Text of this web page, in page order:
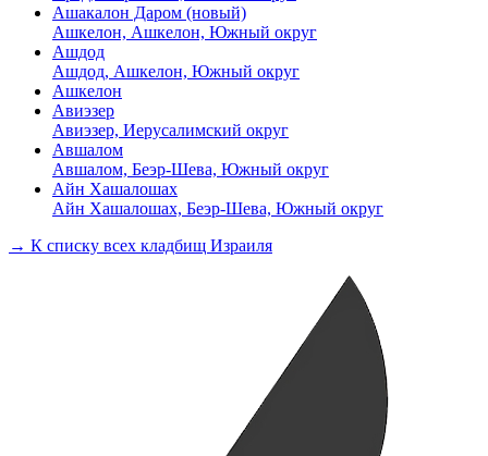
Ашакалон Даром (новый)
Ашкелон, Ашкелон, Южный округ
Ашдод
Ашдод, Ашкелон, Южный округ
Ашкелон
Авиэзер
Авиэзер, Иерусалимский округ
Авшалом
Авшалом, Беэр-Шева, Южный округ
Айн Хашалошах
Айн Хашалошах, Беэр-Шева, Южный округ
→ К списку всех кладбищ Израиля